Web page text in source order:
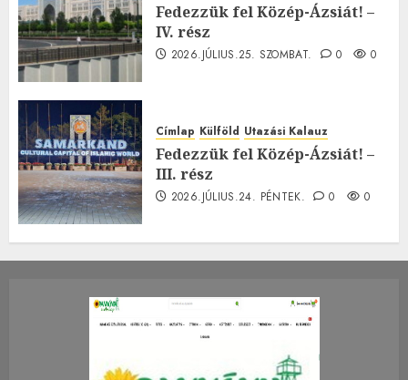
Fedezzük fel Közép-Ázsiát! –
IV. rész
2026.JÚLIUS.25. SZOMBAT. 0 0
Címlap Külföld Utazási Kalauz
Fedezzük fel Közép-Ázsiát! –
III. rész
2026.JÚLIUS.24. PÉNTEK. 0 0